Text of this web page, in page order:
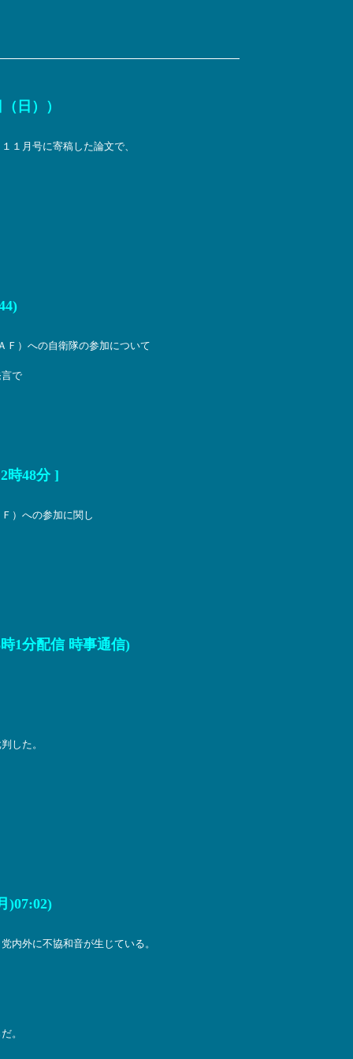
日））
１月号に寄稿した論文で、
Ｆ）への自衛隊の参加について
で
時48分 ]
）への参加に関し
1分配信 時事通信)
した。
)07:02)
内外に不協和音が生じている。
。